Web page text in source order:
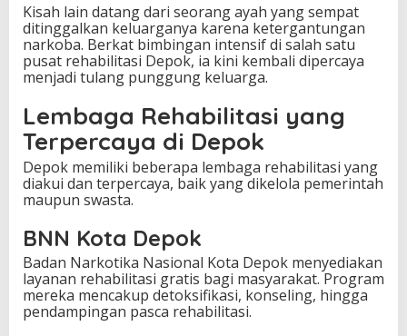
Kisah lain datang dari seorang ayah yang sempat
ditinggalkan keluarganya karena ketergantungan
narkoba. Berkat bimbingan intensif di salah satu
pusat rehabilitasi Depok, ia kini kembali dipercaya
menjadi tulang punggung keluarga.
Lembaga Rehabilitasi yang
Terpercaya di Depok
Depok memiliki beberapa lembaga rehabilitasi yang
diakui dan terpercaya, baik yang dikelola pemerintah
maupun swasta.
BNN Kota Depok
Badan Narkotika Nasional Kota Depok menyediakan
layanan rehabilitasi gratis bagi masyarakat. Program
mereka mencakup detoksifikasi, konseling, hingga
pendampingan pasca rehabilitasi.